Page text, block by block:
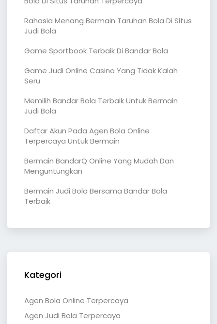
Rahasia Menang Bermain Taruhan Bola Di Situs
Judi Bola
Game Sportbook Terbaik Di Bandar Bola
Game Judi Online Casino Yang Tidak Kalah
Seru
Memilih Bandar Bola Terbaik Untuk Bermain
Judi Bola
Daftar Akun Pada Agen Bola Online
Terpercaya Untuk Bermain
Bermain BandarQ Online Yang Mudah Dan
Menguntungkan
Bermain Judi Bola Bersama Bandar Bola
Terbaik
Kategori
Agen Bola Online Terpercaya
Agen Judi Bola Terpercaya